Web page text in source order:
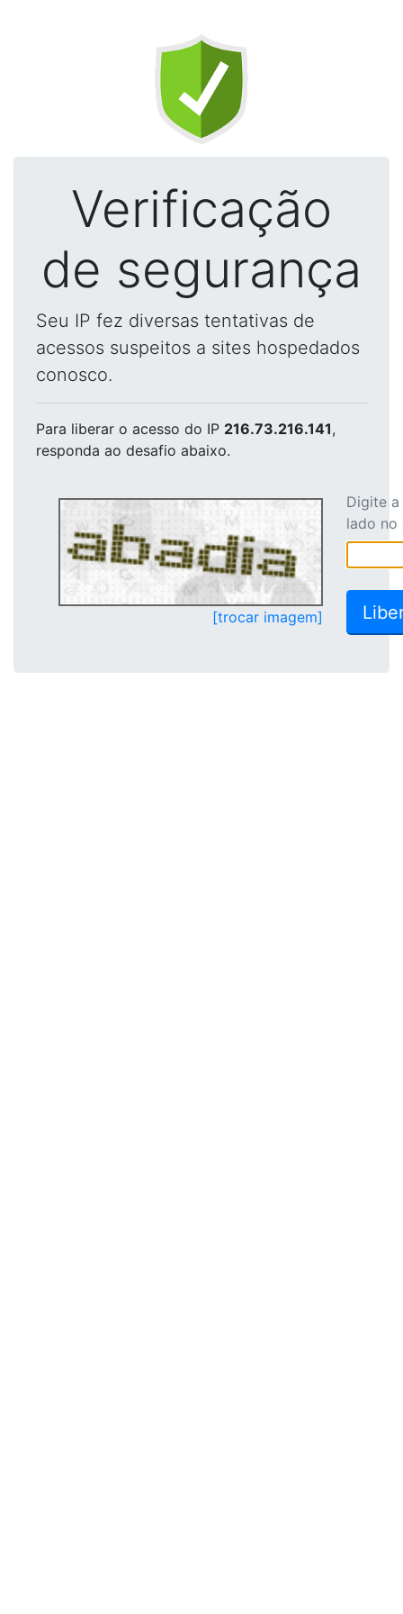
Verificação
de segurança
Seu IP fez diversas tentativas de
acessos suspeitos a sites hospedados
conosco.
Para liberar o acesso do IP 216.73.216.141,
responda ao desafio abaixo.
[trocar imagem]
Digite
lado no